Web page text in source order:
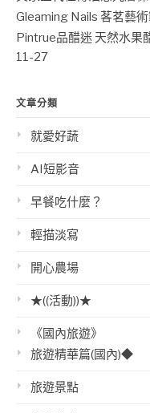
Gleaming Nails 茖茗藝
Pintrue品醋迷 天然水果
11-27
文章分類
就愛好蔬
AI短影音
早餐吃什麼？
輕描淡寫
開心農場
★((活動))★
《國內旅遊》
旅遊精華篇(國內)◆
旅遊景點